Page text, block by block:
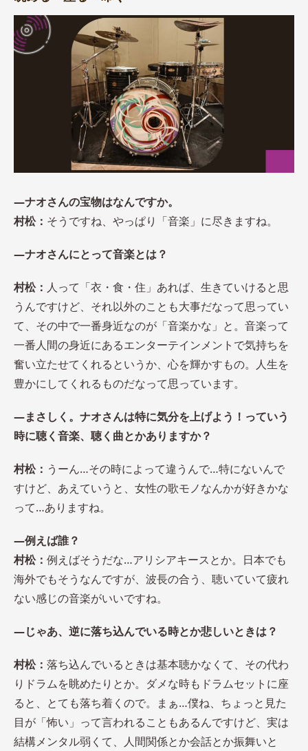
―ナオさんの宝物はなんですか。
村松： そうですね、やっぱり「音楽」に尽きますね。
―ナオさんにとって音楽とは？
村松： 人って「衣・食・住」あれば、生きていけると思
うんですけど、それ以外のことも大事だなって思ってい
て、その中で一番身近なのが「音楽かな」と。音楽って
一番人間の身近にあるエンターテインメントで気持ちを
奮い立たせてくれるというか、心を輝かすもの。人生を
豊かにしてくれるものだなって思っています。
―まさしく。ナオさんは特に気分を上げよう！っていう
時に聴く音楽、聴く曲とかありますか？
村松： うーん…その時によって違うんで…特にないんで
すけど、あえていうと、女性の歌モノなんかが好きかな
って…ありますね。
―例えば誰？
村松： 例えばそうだな…アリシアキースとか。日本でも
海外でもそうなんですが、波長の合う、聴いていて疲れ
ない感じの音楽がいいですね。
―じゃあ、逆に落ち込んでいる時とか悲しいときは？
村松： 落ち込んでいるときは基本聴かなくて、その代わ
りドラムを眺めたりとか。ダメな時もドラムセットに座
ると、とても落ち着くので。まぁ…僕ね、ちょっと見た
目が「怖い」って言われることもあるんですけど、実は
結構メンタル弱くて、人間関係とか会話とか振舞いと